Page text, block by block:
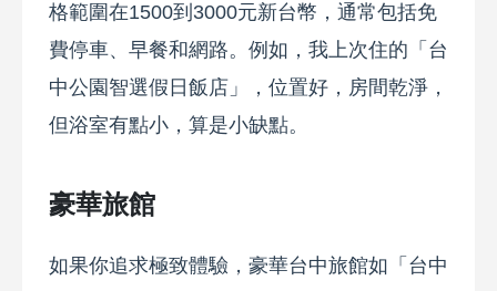
格範圍在1500到3000元新台幣，通常包括免
費停車、早餐和網路。例如，我上次住的「台
中公園智選假日飯店」，位置好，房間乾淨，
但浴室有點小，算是小缺點。
豪華旅館
如果你追求極致體驗，豪華台中旅館如「台中